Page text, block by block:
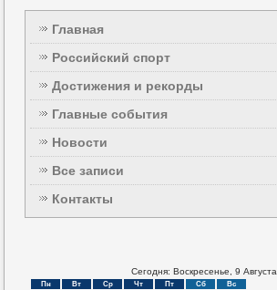
Главная
Российский спорт
Достижения и рекорды
Главные события
Новости
Все записи
Контакты
Сегодня: Воскресенье, 9 Августа
Пн Вт Ср Чт Пт Сб Вс